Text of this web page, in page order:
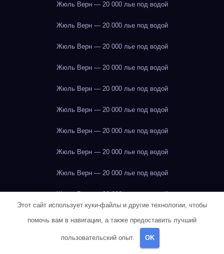
Жюль Верн — 20 000 лье под водой
Жюль Верн — 20 000 лье под водой
Жюль Верн — 20 000 лье под водой
Жюль Верн — 20 000 лье под водой
Жюль Верн — 20 000 лье под водой
Жюль Верн — 20 000 лье под водой
Жюль Верн — 20 000 лье под водой
Жюль Верн — 20 000 лье под водой
Жюль Верн — 20 000 лье под водой
Жюль Верн — 20 000 лье под водой
Жюль Верн — 20 000 лье под водой
Этот сайт использует куки-файлы и другие технологии, чтобы
помочь вам в навигации, а также предоставить лучший
пользовательский опыт. OK